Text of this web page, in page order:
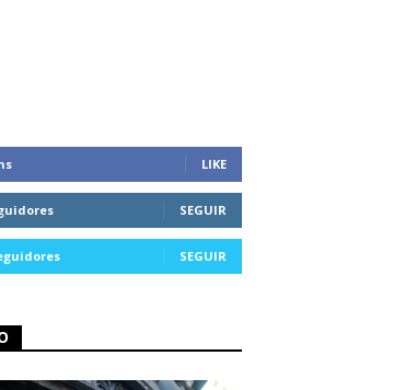
LIKE
SEGUIR
SEGUIR